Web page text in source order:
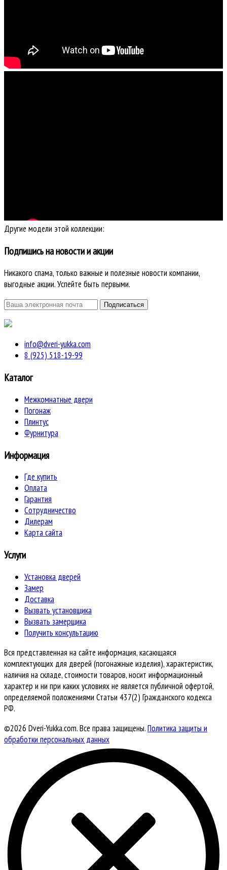
Другие модели этой коллекции:
Подпишись на новости и акции
Никакого спама, только важные и полезные новости компании,
выгодные акции. Успейте быть первыми.
info@dveri-yukka.com
8 (925) 518-19-99
Каталог
Межкомнатные двери
Погонаж
Плинтус
Фурнитура
Информация
Где купить
Оплата
Гарантия
Сотрудничество
Дилерам
Карта сайта
Услуги
Установка дверей
Замер
Доставка
Вызвать установщика
Вызвать замерщика
Получить консультацию
Вся представленная на сайте информация, касающаяся
комплектующих для дверей (погонажные изделия), характеристик,
наличия на складе, стоимости товаров, носит информационный
характер и ни при каких условиях не является публичной офертой,
определяемой положениями Статьи 437(2) Гражданского кодекса
РФ.
©2026 Dveri-Yukka.com. Все права защищены.Политика защиты и
обработки персональных данных